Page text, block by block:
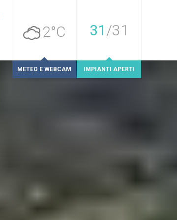
2°C
METEO E WEBCAM
31 /31
IMPIANTI APERTI